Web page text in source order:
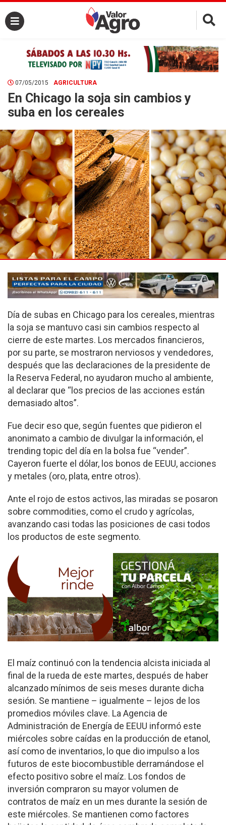
×
07/05/2015 AGRICULTURA
En Chicago la soja sin cambios y
suba en los cereales
Día de subas en Chicago para los cereales, mientras
la soja se mantuvo casi sin cambios respecto al
cierre de este martes. Los mercados financieros,
por su parte, se mostraron nerviosos y vendedores,
después que las declaraciones de la presidente de
la Reserva Federal, no ayudaron mucho al ambiente,
al declarar que “los precios de las acciones están
demasiado altos”.
Fue decir eso que, según fuentes que pidieron el
anonimato a cambio de divulgar la información, el
trending topic del día en la bolsa fue “vender”.
Cayeron fuerte el dólar, los bonos de EEUU, acciones
y metales (oro, plata, entre otros).
Ante el rojo de estos activos, las miradas se posaron
sobre commodities, como el crudo y agrícolas,
avanzando casi todas las posiciones de casi todos
los productos de este segmento.
El maíz continuó con la tendencia alcista iniciada al
final de la rueda de este martes, después de haber
alcanzado mínimos de seis meses durante dicha
sesión. Se mantiene – igualmente – lejos de los
promedios móviles clave. La Agencia de
Administración de Energía de EEUU informó este
miércoles sobre caídas en la producción de etanol,
así como de inventarios, lo que dio impulso a los
futuros de este biocombustible derramándose el
efecto positivo sobre el maíz. Los fondos de
inversión compraron su mayor volumen de
contratos de maíz en un mes durante la sesión de
este miércoles. Se mantienen como factores